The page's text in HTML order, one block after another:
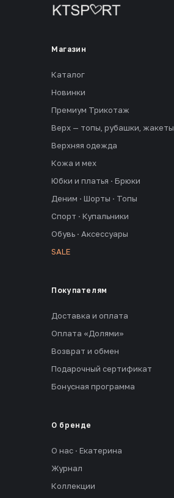
Магазин
Каталог
Новинки
Премиум Трикотаж
Верх — топы, рубашки, жакеты
Верхняя одежда
Кожа и мех
Юбки и платья · Брюки
Деним · Шорты · Топы
Спорт · Купальники
Обувь · Аксессуары
SALE
Покупателям
Доставка и оплата
Оплата «Долями»
Возврат и обмен
Подарочный сертификат
Бонусная программа
О бренде
О нас · Екатерина
Журнал
Коллекции